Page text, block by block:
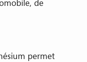
de
permet